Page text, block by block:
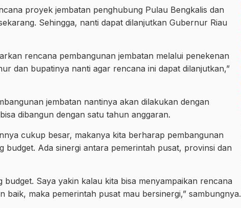
proyek jembatan penghubung Pulau Bengkalis dan
Sehingga, nanti dapat dilanjutkan Gubernur Riau
rencana pembangunan jembatan melalui penekenan
dan bupatinya nanti agar rencana ini dapat dilanjutkan,”
jembatan nantinya akan dilakukan dengan
dibangun dengan satu tahun anggaran.
cukup besar, makanya kita berharap pembangunan
budget. Ada sinergi antara pemerintah pusat, provinsi dan
budget. Saya yakin kalau kita bisa menyampaikan rencana
baik, maka pemerintah pusat mau bersinergi,” sambungnya.